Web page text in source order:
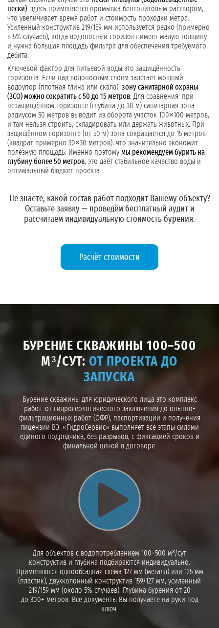
пески): здесь применяется промывка бентонитовым раствором,
что увеличивает время работ и стоимость проходки метра.
Усиленный конструктив 219/159 мм используется редко (примерно
в 5% случаев), когда водоносный горизонт имеет малую толщину
и нужна большая площадь фильтра для обеспечения требуемого
дебита.
Ключевой фактор для питьевой воды это защищённость
горизонта. Если над водоносным слоем залегает мощный
водоупор (плотная глина или скала), зону санитарной охраны
(ЗСО) можно сократить с 50 до 15 метров . Для сравнения: при
незащищённом горизонте (глубина до 30 м) санитарная зона
радиусом 50 метров выводит из оборота участок 100×100 метров,
и там нельзя строить, складировать или держать животных. При
защищённом горизонте (от 50 м) зона сокращается до 15 метров
(квадрат примерно 30×30 метров), что значительно экономит
полезную площадь. Именно поэтому мы рекомендуем бурить на
глубину более 50 метров, это даёт стабильное качество воды и
оптимальный бюджет проекта.
Не знаете, какой состав работ подходит Вашему объекту?
Оставьте заявку— проведём бесплатный аудит и
рассчитаем индивидуальную стоимость бурения.
Расчёт стоимости
БУРЕНИЕ СКВАЖИНЫ 100–500
М³/СУТ: ОТ ПРОЕКТА ДО
ЗАПУСКА
Бурение скважины для юридического лица это комплекс
работ: от гидрогеологического заключения до опытно-
фильтрационных работ (ОФР), паспортизации и получения
лицензии ВЭ. «ГидроСервис» выполняет все этапы силами
единого подрядчика, без разрывов, с фиксацией сроков и
финальной ценой в договоре.
Воспроизвести видео
Для объектов с водопотреблением 100–500 м³/сут
конструктив и глубина подбираются индивидуально.
Применяются однообсадная схема 127 мм (металл) или 125 мм
(пластик), двухколонный конструктив 159/127 мм, усиленный
219/159 мм (около 5% случаев). Глубина бурения от 20
до 300+ метров. Все документы Вы получаете на руки под
ключ.